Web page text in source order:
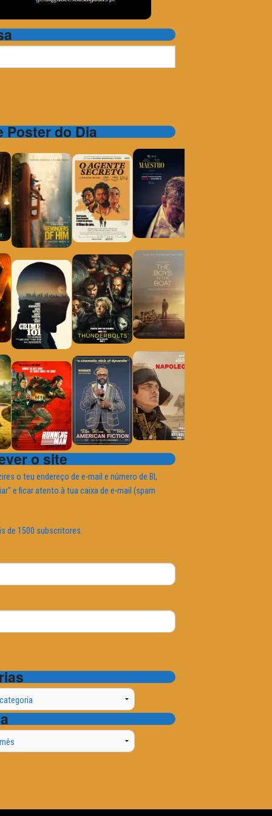
Poster do Dia
o site
o teu endereço de e-mail e número de BI,
e ficar atento à tua caixa de e-mail (spam
de 1500 subscritores.